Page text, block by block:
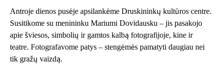
Antroje dienos pusėje apsilankėme Druskininkų kultūros centre.
Susitikome su menininku Mariumi Dovidausku – jis pasakojo
apie šviesos, simbolių ir gamtos kalbą fotografijoje, kine ir
teatre. Fotografavome patys – stengėmės pamatyti daugiau nei
tik gražų vaizdą.